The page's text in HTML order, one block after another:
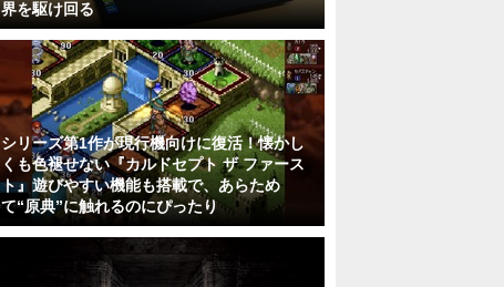
界を駆け回る
シリーズ第1作が現行機向けに復活！懐かし
くも色褪せない『カルドセプト ザ ファース
ト』遊びやすい機能も搭載で、あらため
て“原典”に触れるのにぴったり